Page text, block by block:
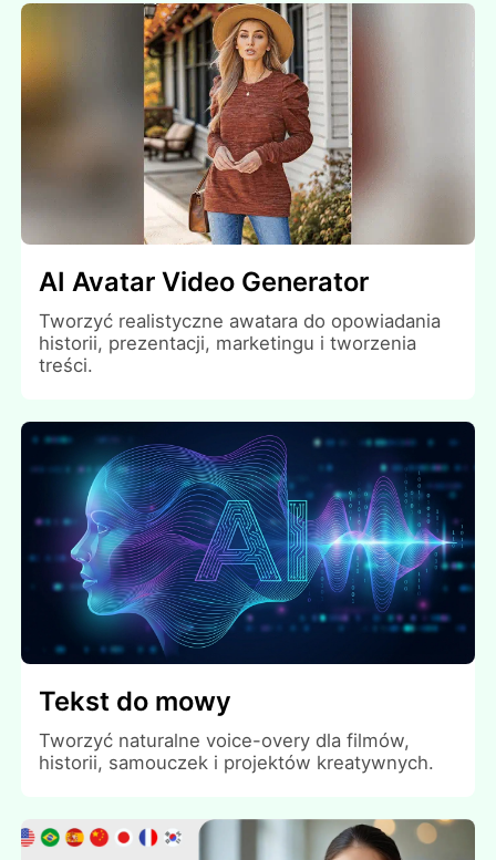
AI Avatar Video Generator
Tworzyć realistyczne awatara do opowiadania
historii, prezentacji, marketingu i tworzenia
treści.
Tekst do mowy
Tworzyć naturalne voice-overy dla filmów,
historii, samouczek i projektów kreatywnych.